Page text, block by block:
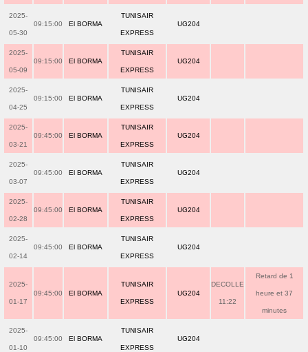
2025-
05-30
09:15:00 El BORMA
TUNISAIR
EXPRESS
UG204
2025-
05-09
09:15:00 El BORMA
TUNISAIR
EXPRESS
UG204
2025-
04-25
09:15:00 El BORMA
TUNISAIR
EXPRESS
UG204
2025-
03-21
09:45:00 El BORMA
TUNISAIR
EXPRESS
UG204
2025-
03-07
09:45:00 El BORMA
TUNISAIR
EXPRESS
UG204
2025-
02-28
09:45:00 El BORMA
TUNISAIR
EXPRESS
UG204
2025-
02-14
09:45:00 El BORMA
TUNISAIR
EXPRESS
UG204
2025-
01-17
09:45:00 El BORMA
TUNISAIR
EXPRESS
UG204
DECOLLE
11:22
Retard de 1
heure et 37
minutes
2025-
01-10
09:45:00 El BORMA
TUNISAIR
EXPRESS
UG204